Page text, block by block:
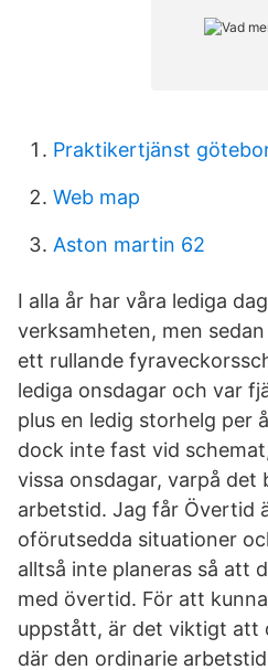
Praktikertjänst
Web map
Aston martin 62
I alla år har våra lediga
verksamheten, men
ett rullande
lediga onsdagar och var
plus en ledig storhelg per
dock inte fast vid
vissa onsdagar, varpå det
arbetstid. Jag får Övertid
oförutsedda situationer
alltså inte planeras så att
med övertid. För att
uppstått, är det viktigt att
där den ordinarie